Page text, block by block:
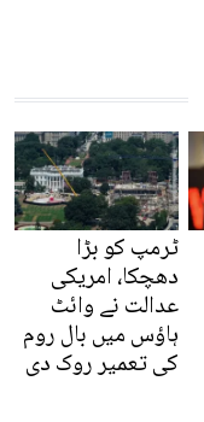
ٹرمپ کو بڑا
دھچکا، امریکی
عدالت نے وائٹ
ہاؤس میں بال روم
کی تعمیر روک دی